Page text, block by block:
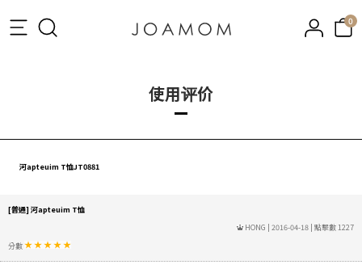
0
使用评价
河apteuim T恤JT0881
[普通] 河apteuim T恤
HONG | 2016-04-18 | 點擊數 1227
分數